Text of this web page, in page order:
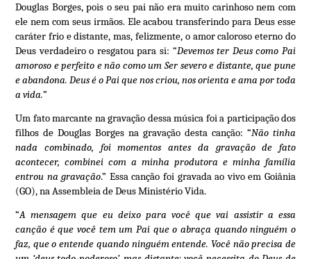
Douglas Borges, pois o seu pai não era muito carinhoso nem com
ele nem com seus irmãos. Ele acabou transferindo para Deus esse
caráter frio e distante, mas, felizmente, o amor caloroso eterno do
Deus verdadeiro o resgatou para si: “Devemos ter Deus como Pai
amoroso e perfeito e não como um Ser severo e distante, que pune
e abandona. Deus é o Pai que nos criou, nos orienta e ama por toda
a vida.”
Um fato marcante na gravação dessa música foi a participação dos
filhos de Douglas Borges na gravação desta canção: “Não tinha
nada combinado, foi momentos antes da gravação de fato
acontecer, combinei com a minha produtora e minha família
entrou na gravação.” Essa canção foi gravada ao vivo em Goiânia
(GO), na Assembleia de Deus Ministério Vida.
“A mensagem que eu deixo para você que vai assistir a essa
canção é que você tem um Pai que o abraça quando ninguém o
faz, que o entende quando ninguém entende. Você não precisa de